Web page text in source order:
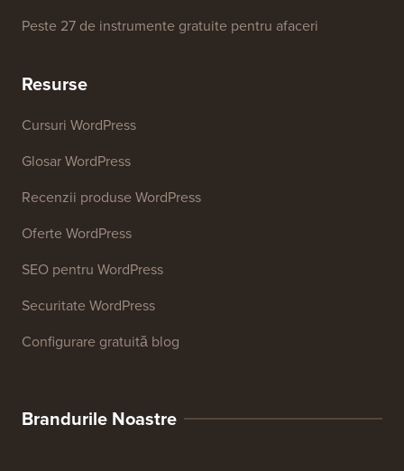
Peste 27 de instrumente gratuite pentru afaceri
Resurse
Cursuri WordPress
Glosar WordPress
Recenzii produse WordPress
Oferte WordPress
SEO pentru WordPress
Securitate WordPress
Configurare gratuită blog
Brandurile Noastre